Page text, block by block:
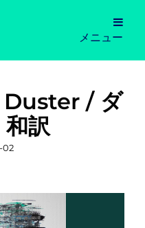
メニュー
/ ダ
訳
02